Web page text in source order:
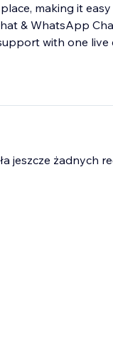
making it
& WhatsApp
with one
jeszcze żadnych